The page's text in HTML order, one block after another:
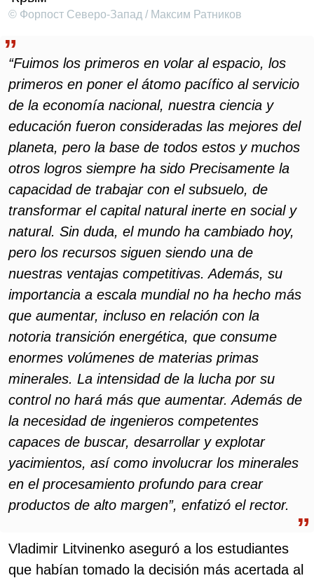
© Форпост Северо-Запад / Максим Ратников
“Fuimos los primeros en volar al espacio, los
primeros en poner el átomo pacífico al servicio
de la economía nacional, nuestra ciencia y
educación fueron consideradas las mejores del
planeta, pero la base de todos estos y muchos
otros logros siempre ha sido Precisamente la
capacidad de trabajar con el subsuelo, de
transformar el capital natural inerte en social y
natural. Sin duda, el mundo ha cambiado hoy,
pero los recursos siguen siendo una de
nuestras ventajas competitivas. Además, su
importancia a escala mundial no ha hecho más
que aumentar, incluso en relación con la
notoria transición energética, que consume
enormes volúmenes de materias primas
minerales. La intensidad de la lucha por su
control no hará más que aumentar. Además de
la necesidad de ingenieros competentes
capaces de buscar, desarrollar y explotar
yacimientos, así como involucrar los minerales
en el procesamiento profundo para crear
productos de alto margen”, enfatizó el rector.
Vladimir Litvinenko aseguró a los estudiantes
que habían tomado la decisión más acertada al